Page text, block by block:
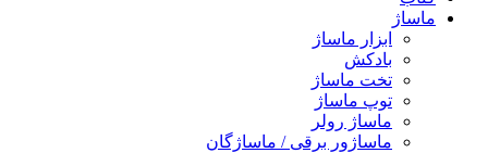
ماساژ
ابزار ماساژ
بادکش
تخت ماساژ
توپ ماساژ
ماساژ رولر
ماساژور برقی / ماساژگان